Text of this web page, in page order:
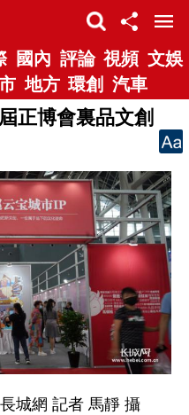
國內 評論 視頻 文娛
地方 環創 汽車
正博會裏品文創
城網 記者 馬靜 攝